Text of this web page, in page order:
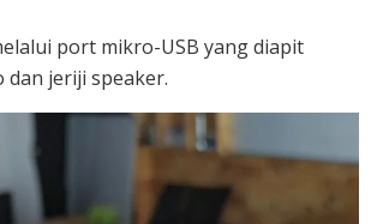
port mikro-USB yang diapit
jeriji speaker.